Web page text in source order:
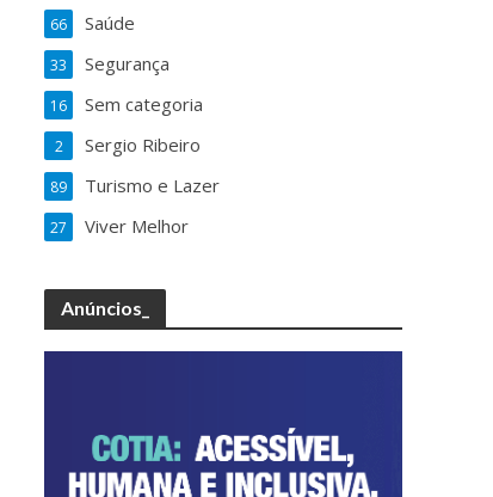
Saúde
66
Segurança
33
Sem categoria
16
Sergio Ribeiro
2
Turismo e Lazer
89
Viver Melhor
27
Anúncios_